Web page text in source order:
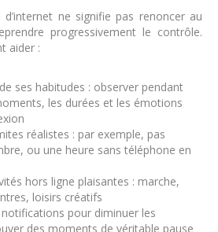
d’internet ne signifie pas renoncer au
progressivement le contrôle.
aider :
ses habitudes : observer pendant
les durées et les émotions
réalistes : par exemple, pas
ou une heure sans téléphone en
hors ligne plaisantes : marche,
loisirs créatifs
pour diminuer les
des moments de véritable pause